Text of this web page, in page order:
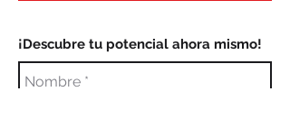
¡Descubre tu potencial ahora mismo!